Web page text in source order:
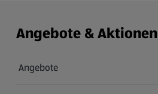
Angebote & Aktionen
Angebote